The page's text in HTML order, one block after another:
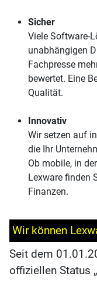
Sicher
Viele Software-
unabhängigen
Fachpresse
bewertet. Eine
Qualität.
Innovativ
Wir setzen auf
die Ihr
Ob mobile, in
Lexware finden
Finanzen.
Wir können
Seit dem
offiziellen Status